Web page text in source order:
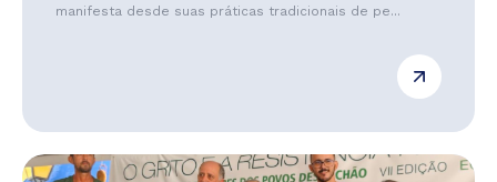
manifesta desde suas práticas tradicionais de pe...